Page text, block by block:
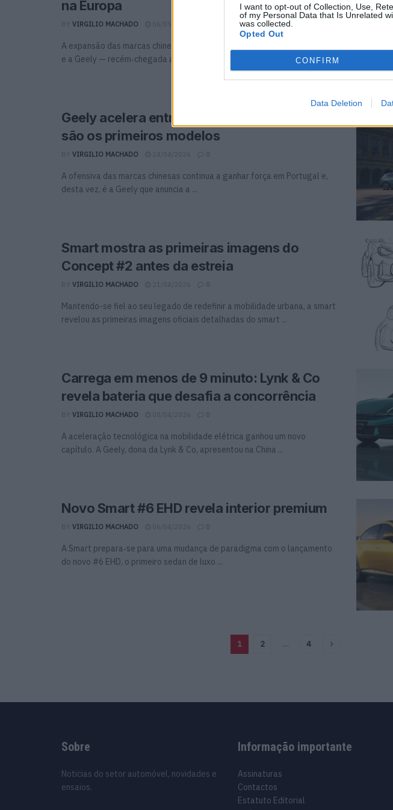
I want to opt-out of Collection, Use,
of my Personal Data that Is Unrelated
was collected.
Opted Out
CONFIRM
Data Deletion
na Europa
BY VIRGILIO MACHADO
A expansão das marcas chinesas no mercado europeu continua a acelerar,
e a Geely — recém‑chegada a Portugal — poderá ...
Geely acelera entrada em Portugal: estes
são os primeiros modelos
BY VIRGILIO MACHADO 24/04/2026 0
A ofensiva das marcas chinesas continua a ganhar força em Portugal e,
desta vez, é a Geely que anuncia a ...
Smart mostra as primeiras imagens do
Concept #2 antes da estreia
BY VIRGILIO MACHADO 21/04/2026 0
Mantendo-se fiel ao seu legado de redefinir a mobilidade urbana, a smart
revelou as primeiras imagens oficiais detalhadas do smart ...
Carrega em menos de 9 minuto: Lynk & Co
revela bateria que desafia a concorrência
BY VIRGILIO MACHADO 08/04/2026 0
A aceleração tecnológica na mobilidade elétrica ganhou um novo
capítulo. A Geely, dona da Lynk & Co, apresentou na China ...
Novo Smart #6 EHD revela interior premium
BY VIRGILIO MACHADO 06/04/2026 0
A Smart prepara‑se para uma mudança de paradigma com o lançamento
do novo #6 EHD, o primeiro sedan de luxo ...
1 2 … 4
Sobre
Noticias do setor automóvel, novidades e
ensaios.
Informação importante
Assinaturas
Contactos
Estatuto Editorial